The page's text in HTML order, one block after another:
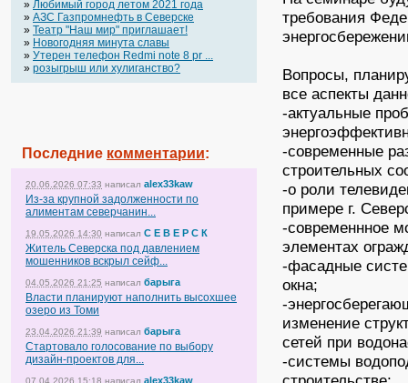
» Любимый город летом 2021 года
» АЗС Газпромнефть в Северске
» Театр "Наш мир" приглашает!
» Новогодняя минута славы
» Утерен телефон Redmi note 8 pr ...
» розыгрыш или хулиганство?
Последние комментарии:
20.06.2026 07:33 написал alex33kaw
Из-за крупной задолженности по
алиментам северчанин...
19.05.2026 14:30 написал С Е В Е Р С К
Житель Северска под давлением
мошенников вскрыл сейф...
04.05.2026 21:25 написал барыга
Власти планируют наполнить высохшее
озеро из Томи
23.04.2026 21:39 написал барыга
Стартовало голосование по выбору
дизайн-проектов для...
07.04.2026 15:18 написал alex33kaw
требования
Вопросы,
все аспекты
-актуальные
-современные
строительных
-о роли
примере г.
-современнное
элементах
-фасадные
окна;
-
изменение
сетей при
-системы